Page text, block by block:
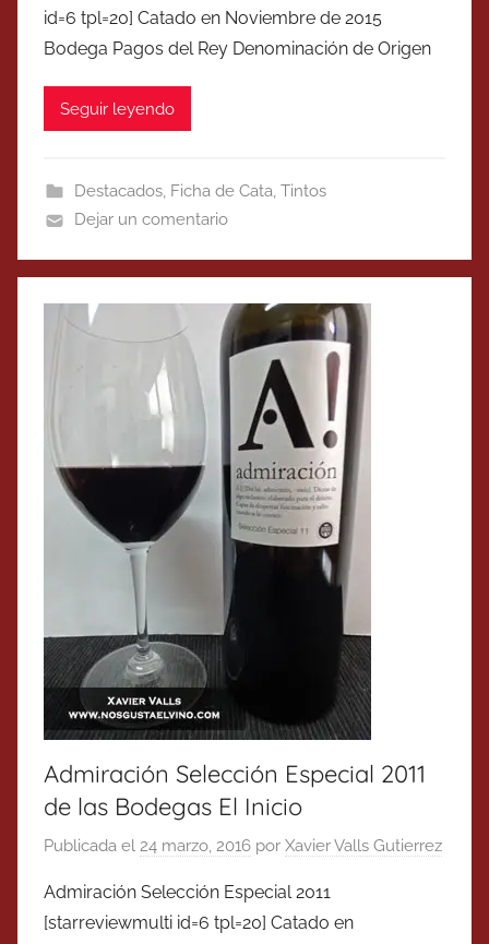
id=6 tpl=20] Catado en Noviembre de 2015
Bodega Pagos del Rey Denominación de Origen
Seguir leyendo
Destacados, Ficha de Cata, Tintos
Dejar un comentario
Admiración Selección Especial 2011
de las Bodegas El Inicio
Publicada el 24 marzo, 2016 por Xavier Valls Gutierrez
Admiración Selección Especial 2011
[starreviewmulti id=6 tpl=20] Catado en